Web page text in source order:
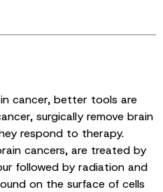
cancer, better tools are
surgically remove brain
respond to therapy.
cancers, are treated by
followed by radiation and
on the surface of cells